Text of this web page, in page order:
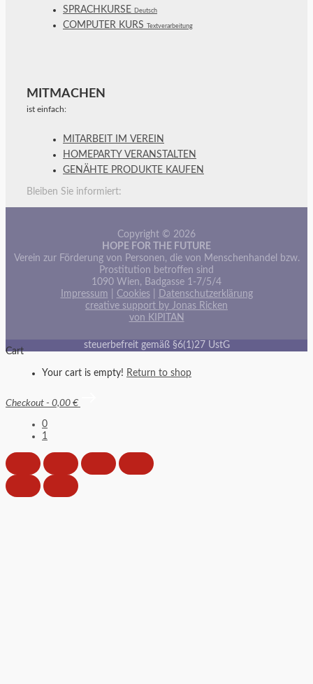
SPRACHKURSE Deutsch
COMPUTER KURS Textverarbeitung
MITMACHEN
ist einfach:
MITARBEIT IM VEREIN
HOMEPARTY VERANSTALTEN
GENÄHTE PRODUKTE KAUFEN
Bleiben Sie informiert:
Copyright © 2026
HOPE FOR THE FUTURE
Verein zur Förderung von Personen, die von Menschenhandel bzw.
Prostitution betroffen sind
1090 Wien, Badgasse 1-7/5/4
Impressum
Cookies|
Datenschutzerklärung
creative support by Jonas Ricken
von KIPITAN
steuerbefreit gemäß §6(1)27 UstG
Cart
Your cart is empty! Return to shop
Checkout - 0,00 €
0
1